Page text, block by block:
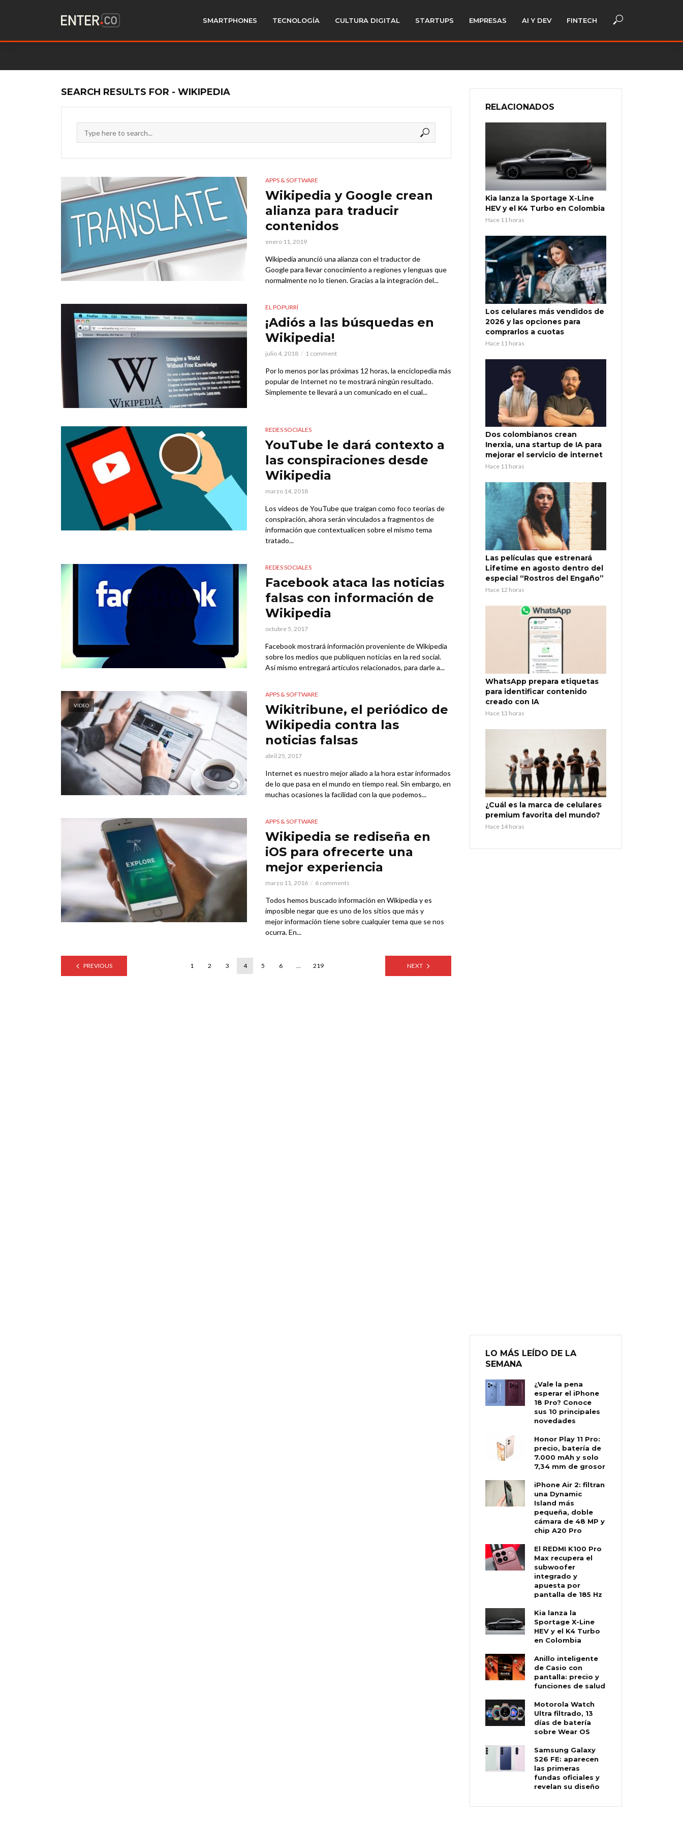
SMARTPHONES TECNOLOGÍA CULTURA DIGITAL STARTUPS EMPRESAS AI Y DEV FINTECH
SEARCH RESULTS FOR - WIKIPEDIA
APPS & SOFTWARE
Wikipedia y Google crean
alianza para traducir
contenidos
enero 11, 2019
Wikipedia anunció una alianza con el traductor de
Google para llevar conocimiento a regiones y lenguas que
normalmente no lo tienen. Gracias a la integración del...
EL POPURRÍ
¡Adiós a las búsquedas en
Wikipedia!
julio 4, 2018 1 comment
Por lo menos por las próximas 12 horas, la enciclopedia más
popular de Internet no te mostrará ningún resultado.
Simplemente te llevará a un comunicado en el cual...
REDES SOCIALES
YouTube le dará contexto a
las conspiraciones desde
Wikipedia
marzo 14, 2018
Los videos de YouTube que traigan como foco teorías de
conspiración, ahora serán vinculados a fragmentos de
información que contextualicen sobre el mismo tema
tratado...
REDES SOCIALES
Facebook ataca las noticias
falsas con información de
Wikipedia
octubre 5, 2017
Facebook mostrará información proveniente de Wikipedia
sobre los medios que publiquen noticias en la red social.
Así mismo entregará artículos relacionados, para darle a...
VIDEO
APPS & SOFTWARE
Wikitribune, el periódico de
Wikipedia contra las
noticias falsas
abril 25, 2017
Internet es nuestro mejor aliado a la hora estar informados
de lo que pasa en el mundo en tiempo real. Sin embargo, en
muchas ocasiones la facilidad con la que podemos...
APPS & SOFTWARE
Wikipedia se rediseña en
iOS para ofrecerte una
mejor experiencia
marzo 11, 2016 6 comments
Todos hemos buscado información en Wikipedia y es
imposible negar que es uno de los sitios que más y
mejor información tiene sobre cualquier tema que se nos
ocurra. En...
PREVIOUS 1 2 3 4 5 6 … 219 NEXT
RELACIONADOS
Kia lanza la Sportage X-Line
HEV y el K4 Turbo en Colombia
Hace 11 horas
Los celulares más vendidos de
2026 y las opciones para
comprarlos a cuotas
Hace 11 horas
Dos colombianos crean
Inerxia, una startup de IA para
mejorar el servicio de internet
Hace 11 horas
Las películas que estrenará
Lifetime en agosto dentro del
especial “Rostros del Engaño”
Hace 12 horas
WhatsApp prepara etiquetas
para identificar contenido
creado con IA
Hace 13 horas
¿Cuál es la marca de celulares
premium favorita del mundo?
Hace 14 horas
LO MÁS LEÍDO DE LA
SEMANA
¿Vale la pena
esperar el iPhone
18 Pro? Conoce
sus 10 principales
novedades
Honor Play 11 Pro:
precio, batería de
7.000 mAh y solo
7,34 mm de grosor
iPhone Air 2: filtran
una Dynamic
Island más
pequeña, doble
cámara de 48 MP y
chip A20 Pro
El REDMI K100 Pro
Max recupera el
subwoofer
integrado y
apuesta por
pantalla de 185 Hz
Kia lanza la
Sportage X-Line
HEV y el K4 Turbo
en Colombia
Anillo inteligente
de Casio con
pantalla: precio y
funciones de salud
Motorola Watch
Ultra filtrado, 13
días de batería
sobre Wear OS
Samsung Galaxy
S26 FE: aparecen
las primeras
fundas oficiales y
revelan su diseño